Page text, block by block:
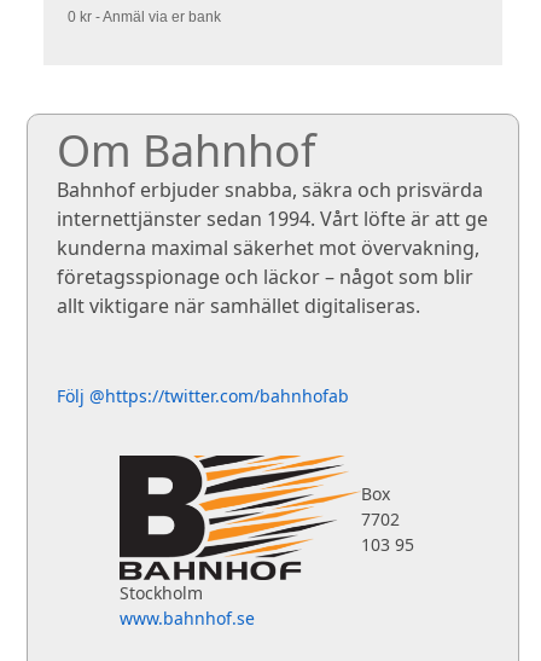
0 kr - Anmäl via er bank
Om Bahnhof
Bahnhof erbjuder snabba, säkra och prisvärda
internettjänster sedan 1994. Vårt löfte är att ge
kunderna maximal säkerhet mot övervakning,
företagsspionage och läckor – något som blir
allt viktigare när samhället digitaliseras.
Följ @https://twitter.com/bahnhofab
Box
7702
103 95
Stockholm
www.bahnhof.se